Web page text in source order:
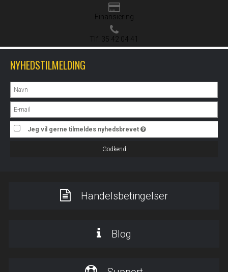
Finansiering
Tlf. 35 42 04 41
NYHEDSTILMELDING
Jeg vil gerne tilmeldes nyhedsbrevet
Godkend
Handelsbetingelser
Blog